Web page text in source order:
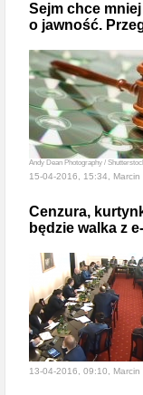
Sejm chce
o jawność.
Andy Dean Photography /
15-04-2016, 15:34, Marcin
Cenzura,
będzie walka z
13-04-2016, 09:10, Marcin